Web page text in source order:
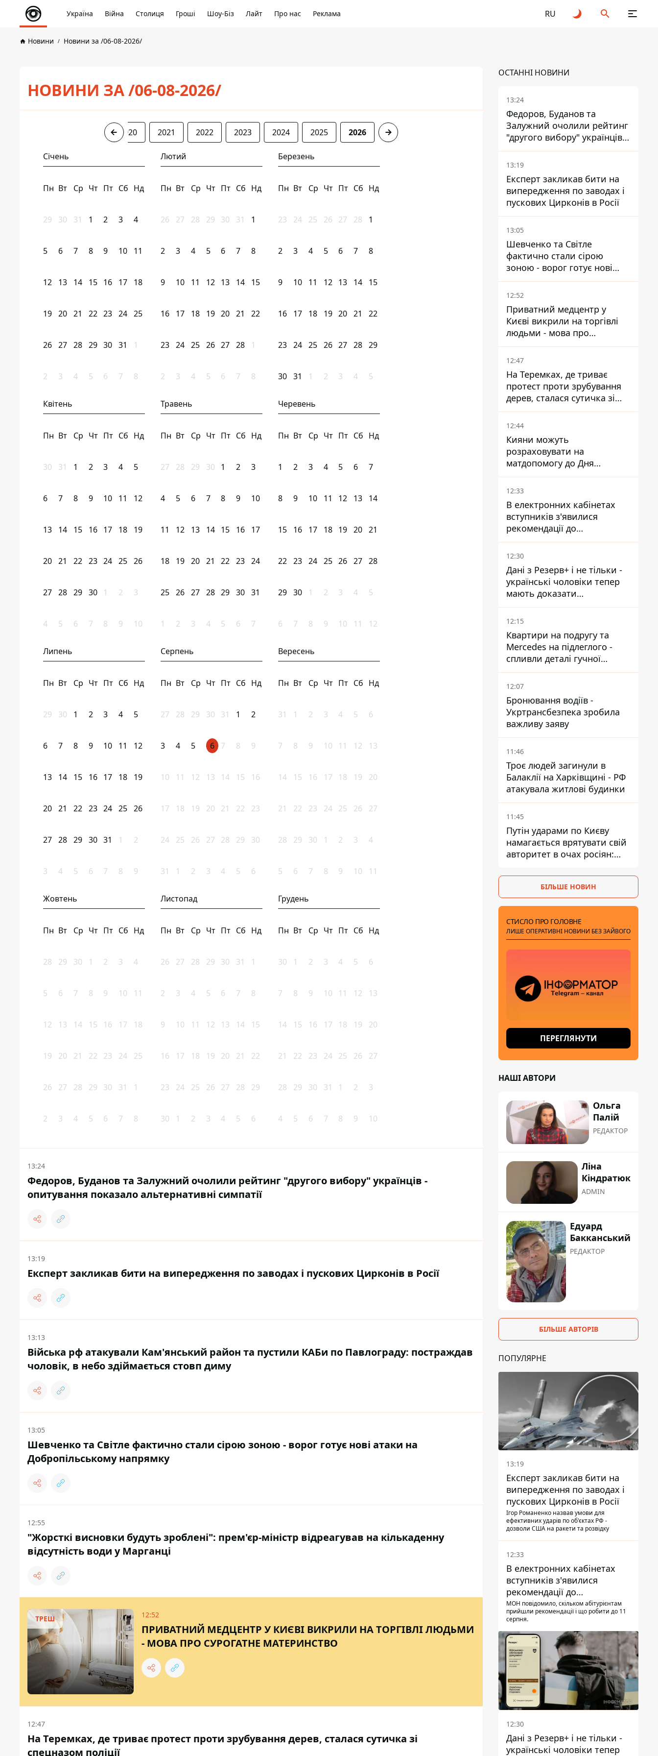
Україна Війна Столиця Гроші Шоу-Біз Лайт Про нас Реклама RU
Новини Новини за /06-08-2026/
НОВИНИ ЗА /06-08-2026/
2020 2021 2022 2023 2024 2025 2026
Січень
Пн Вт Ср Чт Пт Сб Нд
29 30 31 1 2 3 4
5 6 7 8 9 10 11
12 13 14 15 16 17 18
19 20 21 22 23 24 25
26 27 28 29 30 31 1
2 3 4 5 6 7 8
Лютий
Пн Вт Ср Чт Пт Сб Нд
26 27 28 29 30 31 1
2 3 4 5 6 7 8
9 10 11 12 13 14 15
16 17 18 19 20 21 22
23 24 25 26 27 28 1
2 3 4 5 6 7 8
Березень
Пн Вт Ср Чт Пт Сб Нд
23 24 25 26 27 28 1
2 3 4 5 6 7 8
9 10 11 12 13 14 15
16 17 18 19 20 21 22
23 24 25 26 27 28 29
30 31 1 2 3 4 5
Квітень
Пн Вт Ср Чт Пт Сб Нд
30 31 1 2 3 4 5
6 7 8 9 10 11 12
13 14 15 16 17 18 19
20 21 22 23 24 25 26
27 28 29 30 1 2 3
4 5 6 7 8 9 10
Травень
Пн Вт Ср Чт Пт Сб Нд
27 28 29 30 1 2 3
4 5 6 7 8 9 10
11 12 13 14 15 16 17
18 19 20 21 22 23 24
25 26 27 28 29 30 31
1 2 3 4 5 6 7
Черевень
Пн Вт Ср Чт Пт Сб Нд
1 2 3 4 5 6 7
8 9 10 11 12 13 14
15 16 17 18 19 20 21
22 23 24 25 26 27 28
29 30 1 2 3 4 5
6 7 8 9 10 11 12
Липень
Пн Вт Ср Чт Пт Сб Нд
29 30 1 2 3 4 5
6 7 8 9 10 11 12
13 14 15 16 17 18 19
20 21 22 23 24 25 26
27 28 29 30 31 1 2
3 4 5 6 7 8 9
Серпень
Пн Вт Ср Чт Пт Сб Нд
27 28 29 30 31 1 2
3 4 5 6 7 8 9
10 11 12 13 14 15 16
17 18 19 20 21 22 23
24 25 26 27 28 29 30
31 1 2 3 4 5 6
Вересень
Пн Вт Ср Чт Пт Сб Нд
31 1 2 3 4 5 6
7 8 9 10 11 12 13
14 15 16 17 18 19 20
21 22 23 24 25 26 27
28 29 30 1 2 3 4
5 6 7 8 9 10 11
Жовтень
Пн Вт Ср Чт Пт Сб Нд
28 29 30 1 2 3 4
5 6 7 8 9 10 11
12 13 14 15 16 17 18
19 20 21 22 23 24 25
26 27 28 29 30 31 1
2 3 4 5 6 7 8
Листопад
Пн Вт Ср Чт Пт Сб Нд
26 27 28 29 30 31 1
2 3 4 5 6 7 8
9 10 11 12 13 14 15
16 17 18 19 20 21 22
23 24 25 26 27 28 29
30 1 2 3 4 5 6
Грудень
Пн Вт Ср Чт Пт Сб Нд
30 1 2 3 4 5 6
7 8 9 10 11 12 13
14 15 16 17 18 19 20
21 22 23 24 25 26 27
28 29 30 31 1 2 3
4 5 6 7 8 9 10
13:24
Федоров, Буданов та Залужний очолили рейтинг "другого вибору" українців -
опитування показало альтернативні симпатії
13:19
Експерт закликав бити на випередження по заводах і пускових Цирконів в Росії
13:13
Війська рф атакували Кам'янський район та пустили КАБи по Павлограду: постраждав
чоловік, в небо здіймається стовп диму
13:05
Шевченко та Світле фактично стали сірою зоною - ворог готує нові атаки на
Добропільському напрямку
12:55
"Жорсткі висновки будуть зроблені": прем'єр-міністр відреагував на кількаденну
відсутність води у Марганці
ТРЕШ 12:52
ПРИВАТНИЙ МЕДЦЕНТР У КИЄВІ ВИКРИЛИ НА ТОРГІВЛІ ЛЮДЬМИ
- МОВА ПРО СУРОГАТНЕ МАТЕРИНСТВО
12:47
На Теремках, де триває протест проти зрубування дерев, сталася сутичка зі
спецназом поліції
ОСТАННІ НОВИНИ
13:24
Федоров, Буданов та
Залужний очолили рейтинг
"другого вибору" українців -
опитування показало
альтернативні симпатії
13:19
Експерт закликав бити на
випередження по заводах і
пускових Цирконів в Росії
13:05
Шевченко та Світле
фактично стали сірою
зоною - ворог готує нові
атаки на Добропільському
напрямку
12:52
Приватний медцентр у
Києві викрили на торгівлі
людьми - мова про
сурогатне материнство
12:47
На Теремках, де триває
протест проти зрубування
дерев, сталася сутичка зі
спецназом поліції
12:44
Кияни можуть
розраховувати на
матдопомогу до Дня
незалежності - кому її
дадуть
12:33
В електронних кабінетах
вступників з'явилися
рекомендації до
зарахування на бакалаврат і
в магістратуру - що треба
встигнути до 11 серпня
12:30
Дані з Резерв+ і не тільки -
українські чоловіки тепер
мають доказати
непридатність до служби,
щоб отримати тимчасовий
12:15
Квартири на подругу та
Mercedes на підлеглого -
спливли деталі гучної
справи НАБУ проти
Стефанішиної
12:07
Бронювання водіїв -
Укртрансбезпека зробила
важливу заяву
11:46
Троє людей загинули в
Балаклії на Харківщині - РФ
атакувала житлові будинки
11:45
Путін ударами по Києву
намагається врятувати свій
авторитет в очах росіян:
тиском - Sky News
БІЛЬШЕ НОВИН
СТИСЛО ПРО ГОЛОВНЕ
ЛИШЕ ОПЕРАТИВНІ НОВИНИ БЕЗ ЗАЙВОГО
ПЕРЕГЛЯНУТИ
НАШІ АВТОРИ
Ольга
Палій
РЕДАКТОР
Ліна
Кіндратюк
ADMIN
Едуард
Бакканський
РЕДАКТОР
БІЛЬШЕ АВТОРІВ
ПОПУЛЯРНЕ
13:19
Експерт закликав бити на
випередження по заводах і
пускових Цирконів в Росії
Ігор Романенко назвав умови для
ефективних ударів по об'єктах РФ -
дозволи США на ракети та розвідку
12:33
В електронних кабінетах
вступників з'явилися
рекомендації до
зарахування на бакалаврат і
в магістратуру - що треба
МОН повідомило, скільком абітурієнтам
прийшли рекомендації і що робити до 11
серпня.
12:30
Дані з Резерв+ і не тільки -
українські чоловіки тепер